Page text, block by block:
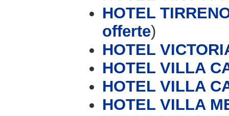
HOTEL
offerte)
HOTEL
HOTEL VILLA
HOTEL VILLA
HOTEL VILLA